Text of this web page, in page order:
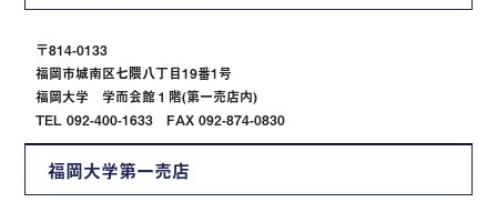
〒814-0133
福岡市城南区七隈八丁目19番1号
福岡大学 学而会館１階(第一売店内)
TEL 092-400-1633 FAX 092-874-0830
福岡大学第一売店